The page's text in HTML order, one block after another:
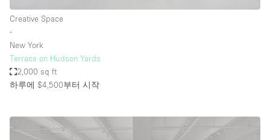
Creative Space
∙
New York
Terrace on Hudson Yards
2,000 sq ft
하루에 $4,500부터 시작